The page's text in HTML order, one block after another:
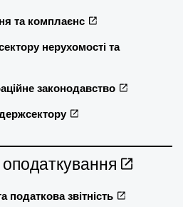
та комплаєнс
нерухомості та
законодавство
податкова звітність